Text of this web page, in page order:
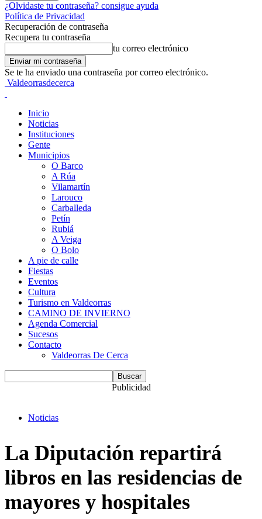
¿Olvidaste tu contraseña? consigue ayuda
Política de Privacidad
Recuperación de contraseña
Recupera tu contraseña
tu correo electrónico
Se te ha enviado una contraseña por correo electrónico.
Valdeorrasdecerca
Inicio
Noticias
Instituciones
Gente
Municipios
O Barco
A Rúa
Vilamartín
Larouco
Carballeda
Petín
Rubiá
A Veiga
O Bolo
A pie de calle
Fiestas
Eventos
Cultura
Turismo en Valdeorras
CAMINO DE INVIERNO
Agenda Comercial
Sucesos
Contacto
Valdeorras De Cerca
Publicidad
Noticias
La Diputación repartirá
libros en las residencias de
mayores y hospitales